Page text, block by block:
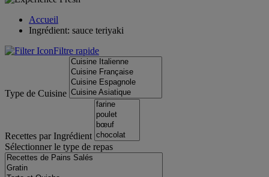
Accueil
Ingrédient: sauce teriyaki
Filtre rapide
Type de Cuisine
Recettes par Ingrédient
Sélectionner le type de repas